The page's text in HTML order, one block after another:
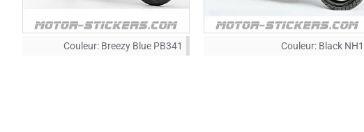
Couleur: Breezy Blue PB341 Couleur: Black NH1